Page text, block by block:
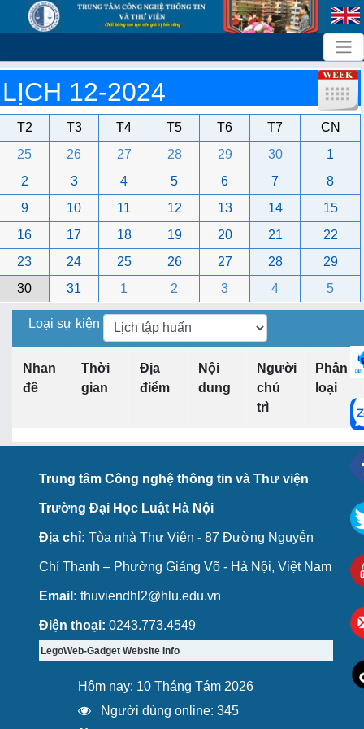
LỊCH 12-2024
T2 T3 T4 T5 T6 T7
CN
25
26 27 28 29 30
1
2
3 4 5 6 7
8
9
10 11 12 13 14
15
16
17 18 19 20 21
22
23
24 25 26 27 28
29
30
31 1 2 3 4 5
Loại sự kiện
Nhan
đề
Thời
gian
Địa
điểm
Nội
dung
Người
chủ
trì
Phân
loại
Trung tâm Công nghệ thông tin và Thư viện
Trường Đại Học Luật Hà Nội
Địa chỉ: Tòa nhà Thư Viện - 87 Đường Nguyễn
Chí Thanh – Phường Giảng Võ - Hà Nội, Việt Nam
Email: thuviendhl2@hlu.edu.vn
Điện thoại: 0243.773.4549
LegoWeb-Gadget Website Info
Hôm nay: 10 Tháng Tám 2026
Người dùng online: 345